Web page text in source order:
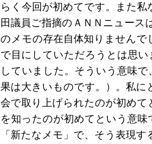
らく今回が初めてです。また
田議員ご指摘のＡＮＮニュース
のメモの存在自体知りませんで
で目にしていただろうとは思
していました。そういう意味
果は大きいものです。）。私に
会で取り上げられたのが初めて
を知ったのが初めてという意
「新たなメモ」で、そう表現